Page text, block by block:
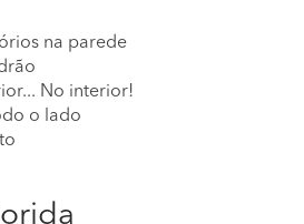
na parede
No interior!
o lado